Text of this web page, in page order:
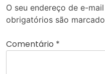
O seu endereço de e-
obrigatórios são
Comentário *